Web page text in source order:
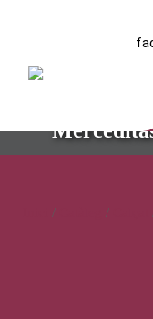
/ /